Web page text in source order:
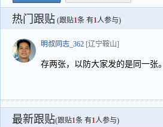
热门跟贴 (跟贴1条 有1人参与)
明叔同志_362 [辽宁鞍山]
存两张，以防大家发的是同一张。
最新跟贴(跟贴1条 有1人参与)